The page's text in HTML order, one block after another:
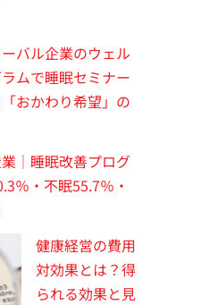
バル企業のウェル
ムで睡眠セミナー
おかわり希望」の
｜睡眠改善プログ
％・不眠55.7％・
健康経営の費用
対効果とは？得
られる効果と見